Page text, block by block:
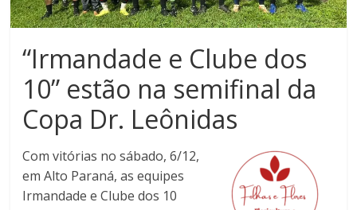
“Irmandade e Clube dos
10” estão na semifinal da
Copa Dr. Leônidas
Com vitórias no sábado, 6/12,
em Alto Paraná, as equipes
Irmandade e Clube dos 10